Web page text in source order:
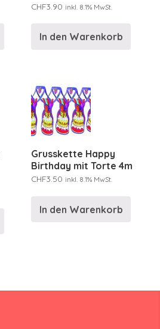
CHF3.90 inkl. 8.1% MwSt.
In den Warenkorb
Grusskette Happy
Birthday mit Torte 4m
CHF3.50 inkl. 8.1% MwSt.
In den Warenkorb